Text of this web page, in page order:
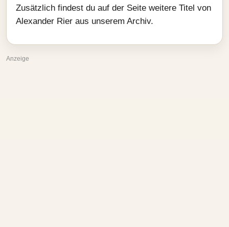
Zusätzlich findest du auf der Seite weitere Titel von
Alexander Rier aus unserem Archiv.
Anzeige